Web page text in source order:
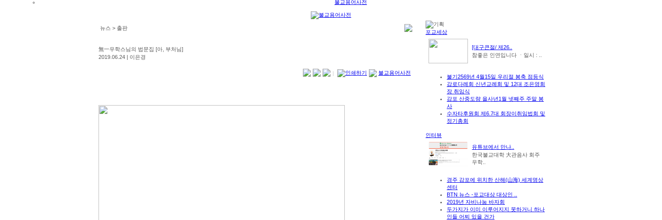
불교용어사전
뉴스 > 출판
無一우학스님의 법문집 [아, 부처님]
2019.06.24 | 이은경
| 인쇄하기 불교용어사전
포교세상
[대구큰절/ 제26..
참좋은 인연입니다 ㆍ일시 : ..
불기2569년 4월15일 우리절 봉축 점등식
감로다례회 신년교례회 및 12대 조은영회
장 취임식
감포 산중도량 을사년1월 넷째주 주말 봉
사
수자타후원회 제6.7대 회장이취임법회 및
정기총회
인터뷰
유튜브에서 만나..
한국불교대학 大관음사 회주
우학..
경주 감포에 위치한 산해(山海) 세계명상
센터
BTN 뉴스 -포교대상 대상인 ..
2019년 자비나눔 바자회
두가지가 이미 이루어지지 못하거니 하나
인들 어찌 있을 건가